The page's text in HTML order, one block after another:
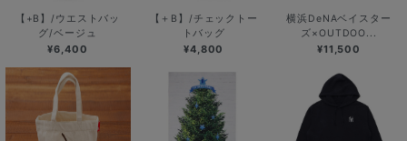
【+B】/ウエストバッ
グ/ベージュ
¥6,400
【＋B】/チェックトー
トバッグ
¥4,800
横浜DeNAベイスター
ズ×OUTDOO...
¥11,500